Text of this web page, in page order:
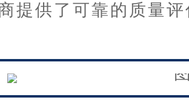
提供了可靠的质量